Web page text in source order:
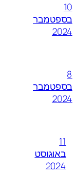
10
בספטמבר
2024
8
בספטמבר
2024
11
באוגוסט
2024